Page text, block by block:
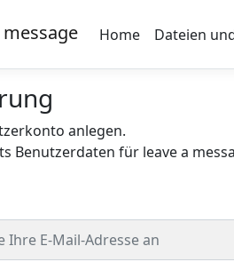
message Home Dateien
anlegen.
Benutzerdaten für leave a